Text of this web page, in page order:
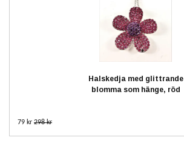
Halskedja med glittrande
blomma som hänge, röd
79 kr 298 kr